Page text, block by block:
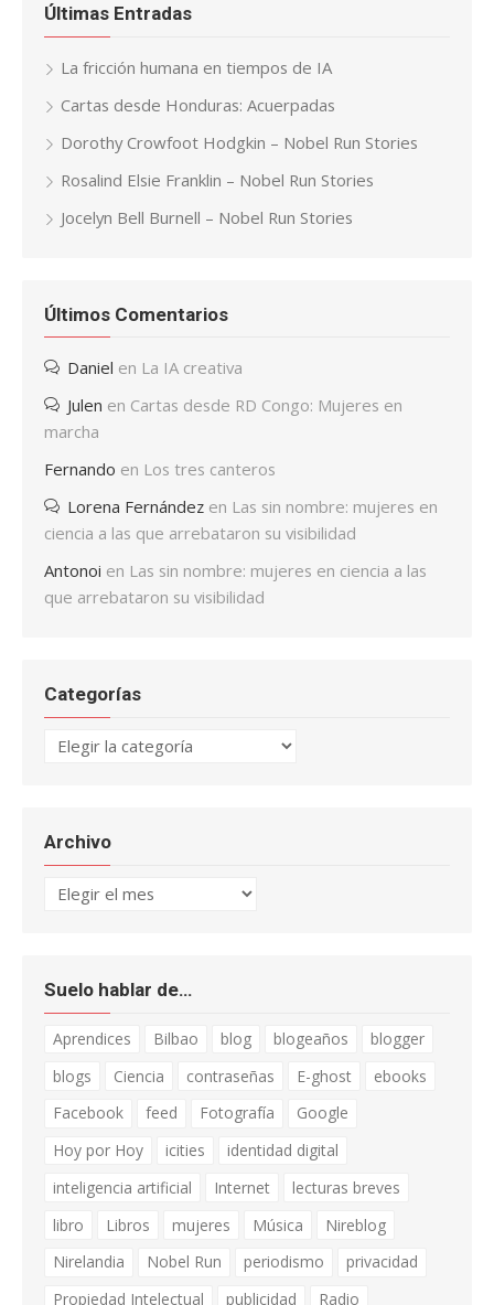
Últimas Entradas
La fricción humana en tiempos de IA
Cartas desde Honduras: Acuerpadas
Dorothy Crowfoot Hodgkin – Nobel Run Stories
Rosalind Elsie Franklin – Nobel Run Stories
Jocelyn Bell Burnell – Nobel Run Stories
Últimos Comentarios
Daniel en La IA creativa
Julen en Cartas desde RD Congo: Mujeres en
marcha
Fernando en Los tres canteros
Lorena Fernández en Las sin nombre: mujeres en
ciencia a las que arrebataron su visibilidad
Antonoi en Las sin nombre: mujeres en ciencia a las
que arrebataron su visibilidad
Categorías
Categorías
Archivo
Archivo
Suelo hablar de…
Aprendices Bilbao blog blogeaños
blogger
blogs
Ciencia contraseñas E-ghost
ebooks
Facebook
feed Fotografía
Google
Hoy por Hoy
icities
identidad digital
inteligencia artificial
Internet
lecturas breves
libro
Libros mujeres Música
Nireblog
Nirelandia
Nobel Run periodismo
privacidad
Propiedad Intelectual
publicidad Radio